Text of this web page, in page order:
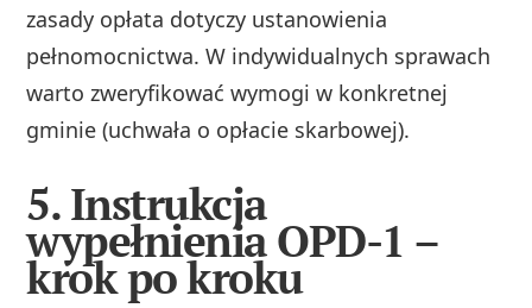
zasady opłata dotyczy ustanowienia
pełnomocnictwa. W indywidualnych sprawach
warto zweryfikować wymogi w konkretnej
gminie (uchwała o opłacie skarbowej).
5. Instrukcja
wypełnienia OPD-1 –
krok po kroku